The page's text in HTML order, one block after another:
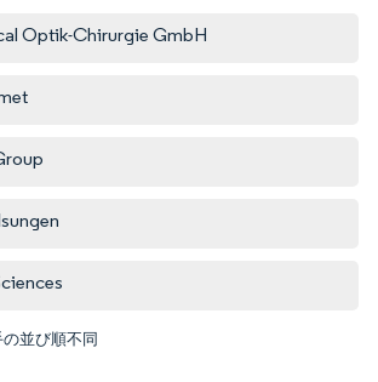
Optik-Chirurgie GmbH
並び順不同